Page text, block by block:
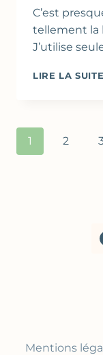
C’est
tellement la
J’utilise
LIRE LA SUITE
Navigation
de
1 2
Mentions